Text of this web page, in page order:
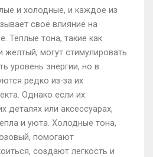
и холодные, и каждое из
своё влияние на
Тёплые тона, такие как
могут стимулировать
уровень энергии, но в
редко из-за их
Однако если их
деталях или аксессуарах,
и уюта. Холодные тона,
помогают
создают легкость и